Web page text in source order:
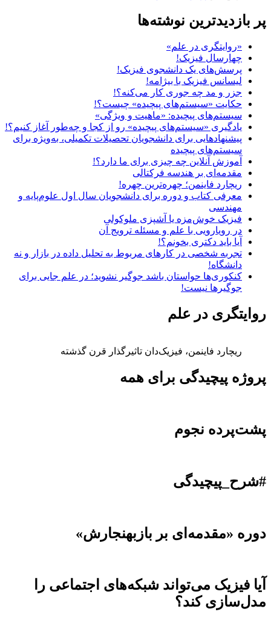
بازدیدترین نوشته‌ها
«روایتگری در علم»
چهارسال فیزیک!
پرسش‌های یک دانشجوی فیزیک!
لیسانس فیزیک با بیژامه!
جزر و مد چه جوری کار می‌کنه؟!
حکایت «سیستم‌های پیچیده» چیست؟!
سیستم‌های پیچیده: «ماهیت و ویژگی‌»
یادگیری «سیستم‌های پیچیده» رو از کجا و چه‌طور آغاز کنیم؟!
پیشنهادهایی برای دانشجویان تحصیلات تکمیلی، به‌ویژه برای
سیستم‌های پیچیده
آموزش آنلاین چه چیزی برای ما دارد؟!
مقدمه‌ای بر هندسه فرکتالی
ریچارد فاینمن؛ چهره‌ترین چهره!
معرفی کتاب و دوره برای دانشجویان سال اول علوم‌پایه و
مهندسی
فیزیک خوش‌مزه یا آشپزی ملوکولی
در رویارویی با علم و مسئله ترویج آن
آیا باید دکتری بخونم؟!
تجربه شخصی در کارهای مربوط به تحلیل داده در بازار و نه
دانشگاه!
کنکوری‌ها حواستان باشد جوگیر نشوید؛ در علم جایی برای
جوگیرها نیست!
در علم
ریچارد فاینمن، فیزیک‌دان تاثیرگذار قرن گذشته
پیچیدگی برای همه
نجوم
«مقدمه‌ای بر بازبهنجارش»
فیزیک می‌تواند شبکه‌های اجتماعی را
کند؟